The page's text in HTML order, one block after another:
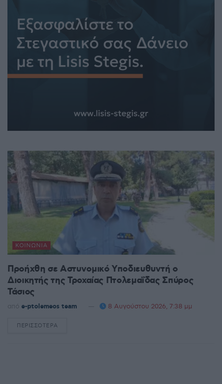
ΚΟΙΝΩΝΊΑ
Προήχθη σε Αστυνομικό Υποδιευθυντή ο
Διοικητής της Τροχαίας Πτολεμαΐδας Σπύρος
Τάσιος
από e-ptolemeos team 8 Αυγούστου 2026, 7:38 μμ
ΠΕΡΙΣΣΌΤΕΡΑ